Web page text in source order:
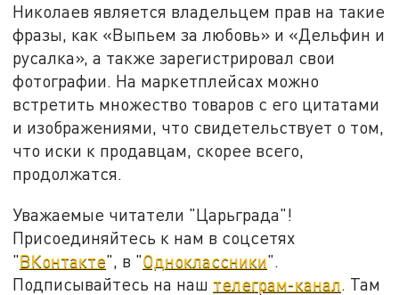
Николаев является владельцем прав на такие
фразы, как «Выпьем за любовь» и «Дельфин и
русалка», а также зарегистрировал свои
фотографии. На маркетплейсах можно
встретить множество товаров с его цитатами
и изображениями, что свидетельствует о том,
что иски к продавцам, скорее всего,
продолжатся.
Уважаемые читатели "Царьграда"!
Присоединяйтесь к нам в соцсетях
"ВКонтакте", в "Одноклассники".
Подписывайтесь на наш телеграм-канал. Там